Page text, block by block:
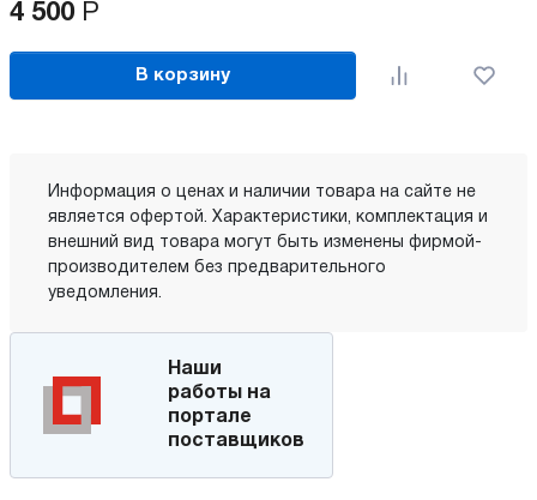
4 500 Р
В корзину
Информация о ценах и наличии товара на сайте не
является офертой. Характеристики, комплектация и
внешний вид товара могут быть изменены фирмой-
производителем без предварительного
уведомления.
Наши
работы на
портале
поставщиков